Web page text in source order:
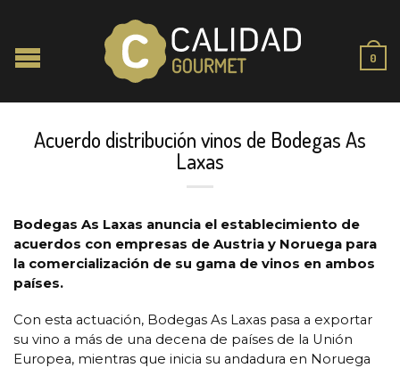
0
Acuerdo distribución vinos de Bodegas As
Laxas
Bodegas As Laxas anuncia el establecimiento de
acuerdos con empresas de Austria y Noruega para
la comercialización de su gama de vinos en ambos
países.
Con esta actuación, Bodegas As Laxas pasa a exportar
su vino a más de una decena de países de la Unión
Europea, mientras que inicia su andadura en Noruega